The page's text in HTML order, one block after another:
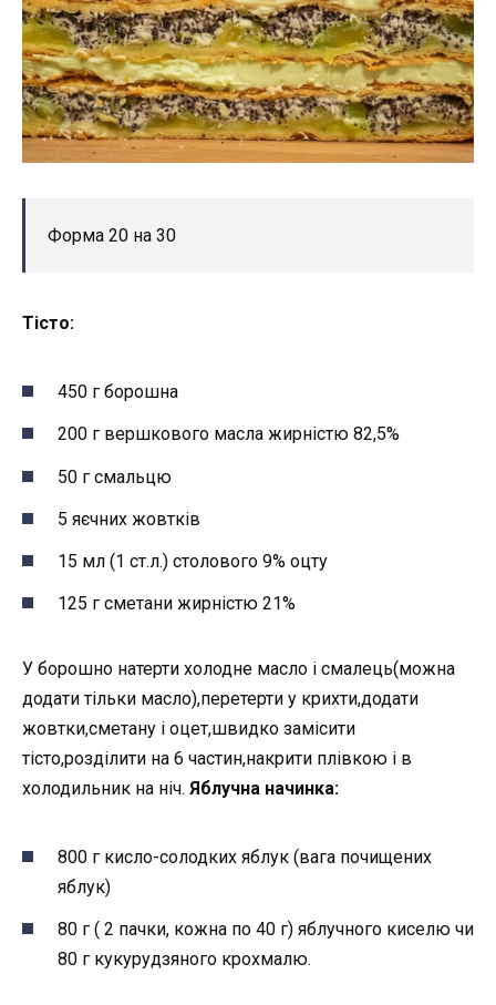
Форма 20 на 30
Тісто:
450 г борошна
200 г вершкового масла жирністю 82,5%
50 г смальцю
5 яєчних жовтків
15 мл (1 ст.л.) столового 9% оцту
125 г сметани жирністю 21%
У борошно натерти холодне масло і смалець(можна
додати тільки масло),перетерти у крихти,додати
жовтки,сметану і оцет,швидко замісити
тісто,розділити на 6 частин,накрити плівкою і в
холодильник на ніч. Яблучна начинка:
800 г кисло-солодких яблук (вага почищених
яблук)
80 г ( 2 пачки, кожна по 40 г) яблучного киселю чи
80 г кукурудзяного крохмалю.